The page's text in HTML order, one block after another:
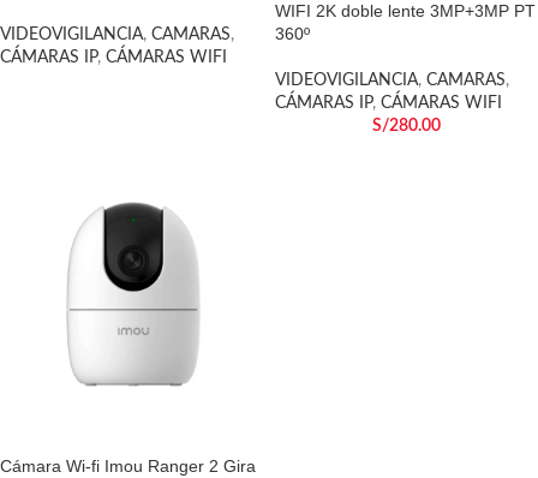
VIDEOVIGILANCIA, CAMARAS,
CÁMARAS IP, CÁMARAS WIFI
WIFI 2K doble lente 3MP+3MP PT
360º
VIDEOVIGILANCIA, CAMARAS,
CÁMARAS IP, CÁMARAS WIFI
S/280.00
Cámara Wi-fi Imou Ranger 2 Gira